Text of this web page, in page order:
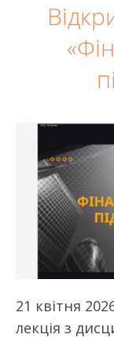
21 квітня
лекція з